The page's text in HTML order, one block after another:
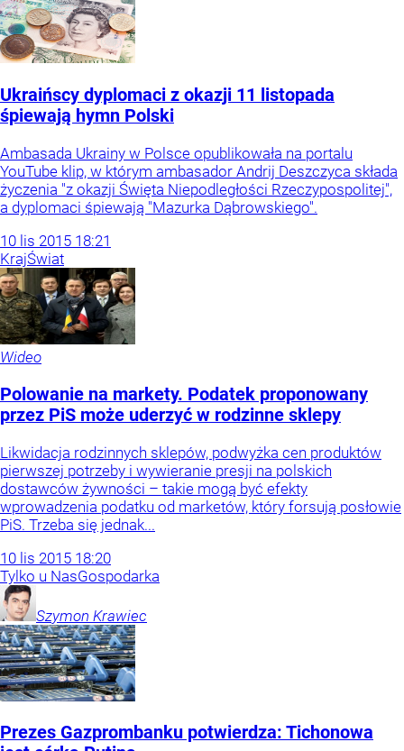
Ukraińscy dyplomaci z okazji 11 listopada
śpiewają hymn Polski
Ambasada Ukrainy w Polsce opublikowała na portalu
YouTube klip, w którym ambasador Andrij Deszczyca składa
życzenia "z okazji Święta Niepodległości Rzeczypospolitej",
a dyplomaci śpiewają "Mazurka Dąbrowskiego".
10 lis 2015 18:21
KrajŚwiat
Wideo
Polowanie na markety. Podatek proponowany
przez PiS może uderzyć w rodzinne sklepy
Likwidacja rodzinnych sklepów, podwyżka cen produktów
pierwszej potrzeby i wywieranie presji na polskich
dostawców żywności – takie mogą być efekty
wprowadzenia podatku od marketów, który forsują posłowie
PiS. Trzeba się jednak...
10 lis 2015 18:20
Tylko u NasGospodarka
Szymon Krawiec
Prezes Gazprombanku potwierdza: Tichonowa